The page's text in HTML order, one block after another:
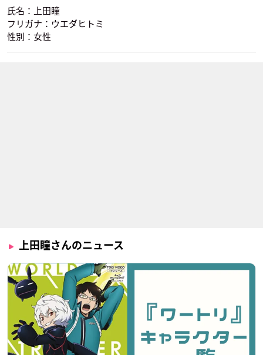
氏名：上田瞳
フリガナ：ウエダヒトミ
性別：女性
上田瞳さんのニュース